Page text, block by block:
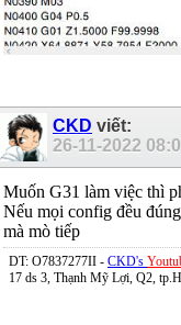
CKD viết:
26-11-2022
Muốn G31 làm việc thì
Nếu mọi config đều
mà mò tiếp
DT: O7837277II - CKD's
17 ds 3, Thạnh Mỹ Lợi, Q2,